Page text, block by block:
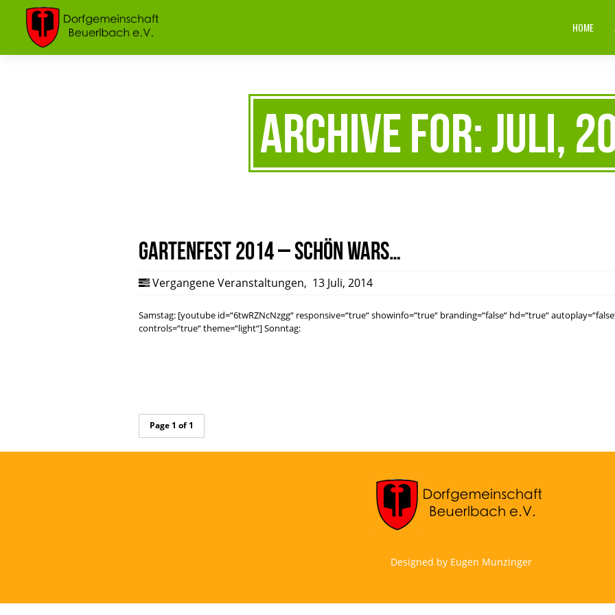
HOME
Archive for: Juli,
Gartenfest 2014 – Schön wars…
Vergangene Veranstaltungen, 13 Juli, 2014
Samstag: [youtube id=“6twRZNcNzgg“ responsive=“true“ showinfo=“true“ branding=“false“ hd=“true“
controls=“true“ theme=“light“] Sonntag:
Page 1 of 1
Designed by Eugen Munzinger